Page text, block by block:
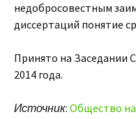
недобросовестным
диссертаций понятие
Принято на Заседании
2014 года.
Источник: Общество